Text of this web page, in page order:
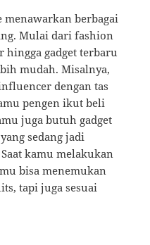
berbagai
Mulai dari fashion
gadget terbaru
mudah. Misalnya,
dengan tas
pengen ikut beli
juga butuh gadget
sedang jadi
kamu melakukan
bisa menemukan
tapi juga sesuai